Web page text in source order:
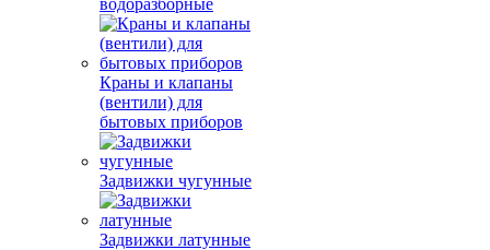
водоразборные
Краны и клапаны
(вентили) для
бытовых приборов
Задвижки чугунные
Задвижки латунные